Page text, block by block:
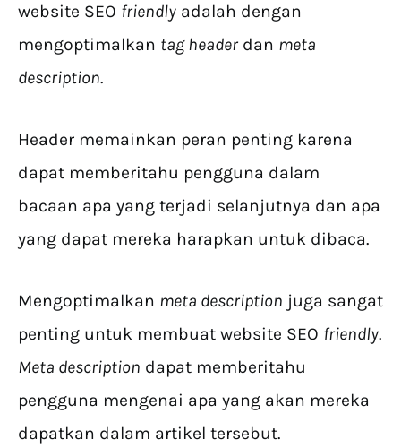
website SEO friendly adalah dengan
mengoptimalkan tag header dan meta
description.
Header memainkan peran penting karena
dapat memberitahu pengguna dalam
bacaan apa yang terjadi selanjutnya dan apa
yang dapat mereka harapkan untuk dibaca.
Mengoptimalkan meta description juga sangat
penting untuk membuat website SEO friendly.
Meta description dapat memberitahu
pengguna mengenai apa yang akan mereka
dapatkan dalam artikel tersebut.